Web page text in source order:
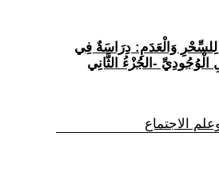
لِلسِّحْرِ وَالْعَدَمِ: دِرَاسَةٌ فِي
الْوُجُودِيِّ -الجُزْءُ الثَّانِي
الاجتماع